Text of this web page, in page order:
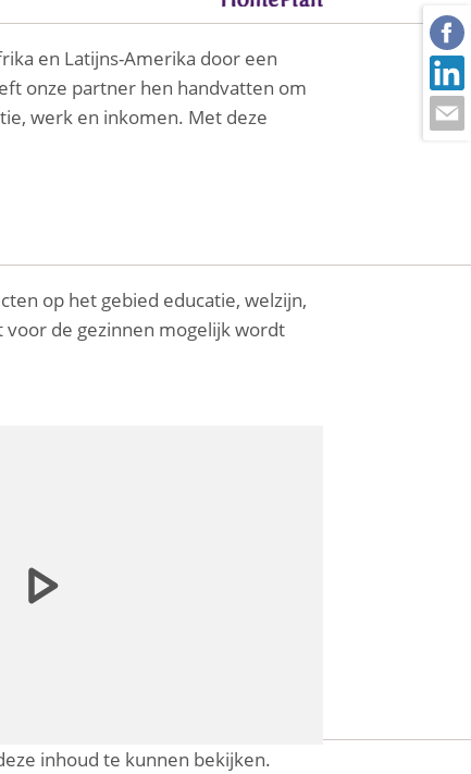
en Latijns-Amerika door een
onze partner hen handvatten om
werk en inkomen. Met deze
op het gebied educatie, welzijn,
de gezinnen mogelijk wordt
inhoud te kunnen bekijken.